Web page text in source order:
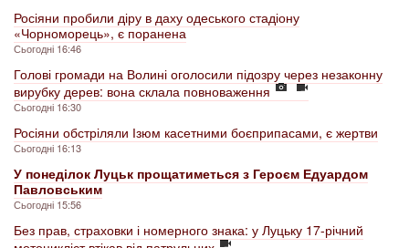
Росіяни пробили діру в даху одеського стадіону
«Чорноморець», є поранена
Сьогодні 16:46
Голові громади на Волині оголосили підозру через незаконну
вирубку дерев: вона склала повноваження
Сьогодні 16:30
Росіяни обстріляли Ізюм касетними боєприпасами, є жертви
Сьогодні 16:13
У понеділок Луцьк прощатиметься з Героєм Едуардом
Павловським
Сьогодні 15:56
Без прав, страховки і номерного знака: у Луцьку 17-річний